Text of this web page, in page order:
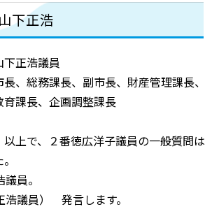
下正浩
下正浩議員
長、総務課長、副市長、財産管理課長、
課長、企画調整課長
で、２番徳広洋子議員の一般質問は
員。
議員） 発言します。